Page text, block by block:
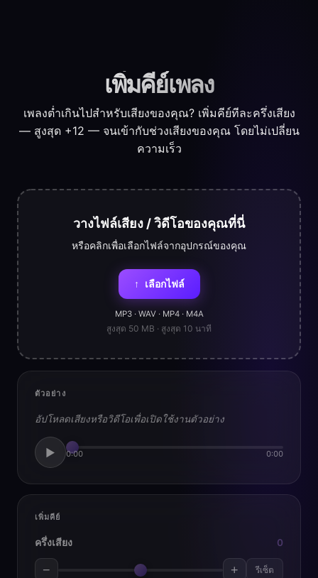
เพิ่มคีย์เพลง
เพลงต่ำเกินไปสำหรับเสียงของคุณ? เพิ่มคีย์ทีละครึ่งเสียง
— สูงสุด +12 — จนเข้ากับช่วงเสียงของคุณ โดยไม่เปลี่ยน
ความเร็ว
วางไฟล์เสียง / วิดีโอของคุณที่นี่
หรือคลิกเพื่อเลือกไฟล์จากอุปกรณ์ของคุณ
↑ เลือกไฟล์
MP3 · WAV · MP4 · M4A
สูงสุด 50 MB · สูงสุด 10 นาที
ตัวอย่าง
อัปโหลดเสียงหรือวิดีโอเพื่อเปิดใช้งานตัวอย่าง
▶ 0:00 0:00
เพิ่มคีย์
ครึ่งเสียง 0
− + รีเซ็ต